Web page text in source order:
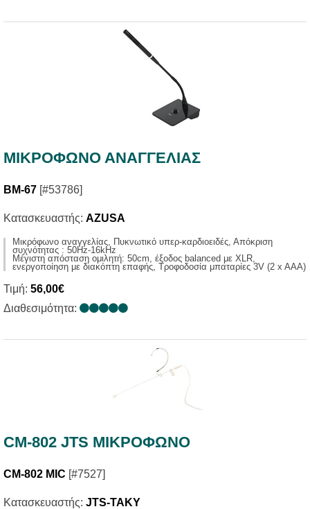
ΜΙΚΡΟΦΩΝΟ ΑΝΑΓΓΕΛΙΑΣ
BM-67 [#53786]
Κατασκευαστής: AZUSA
Μικρόφωνο αναγγελίας, Πυκνωτικό υπερ-καρδιοειδές, Απόκριση
συχνότητας : 50Hz-16kHz
Μέγιστη απόσταση ομιλητή: 50cm, έξοδος balanced με XLR,
ενεργοποίηση με διακόπτη επαφής, Τροφοδοσία μπαταρίες 3V (2 x AAA)
Τιμή: 56,00€
Διαθεσιμότητα:
CM-802 JTS ΜΙΚΡΟΦΩΝΟ
CM-802 MIC [#7527]
Κατασκευαστής: JTS-TAKY